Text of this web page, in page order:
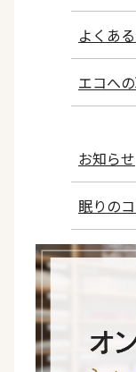
よくあ
エコへ
お知らせ
眠りの